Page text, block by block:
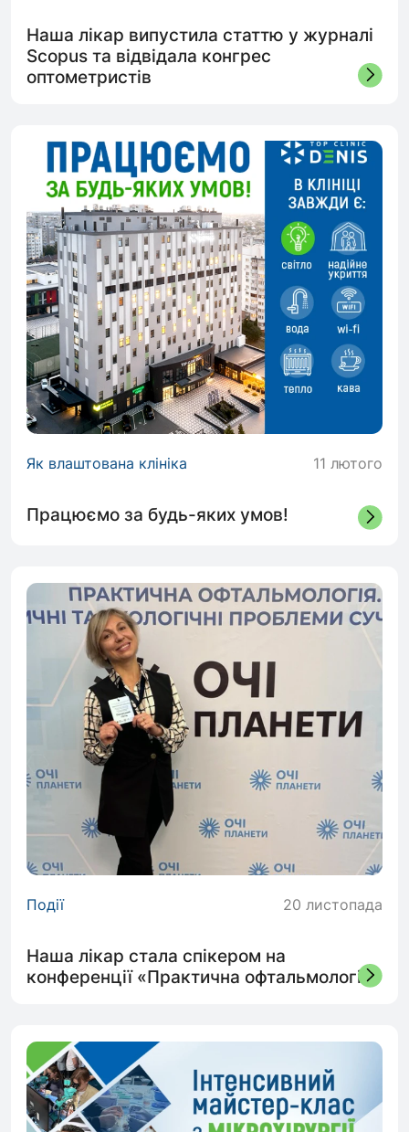
Наша лікар випустила статтю у журналі
Scopus та відвідала конгрес
оптометристів
Як влаштована клініка 11 лютого
Працюємо за будь-яких умов!
Події 20 листопада
Наша лікар стала спікером на
конференції «Практична офтальмологія»